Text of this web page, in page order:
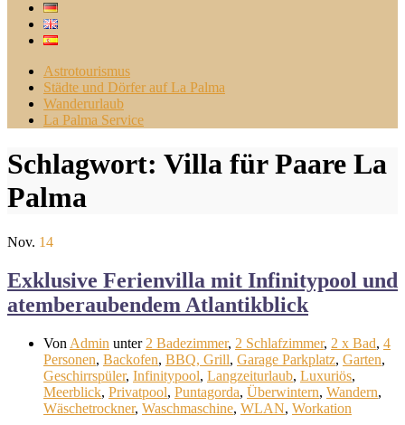
Astrotourismus
Städte und Dörfer auf La Palma
Wanderurlaub
La Palma Service
Schlagwort: Villa für Paare La
Palma
Nov. 14
Exklusive Ferienvilla mit Infinitypool und
atemberaubendem Atlantikblick
Von Admin unter 2 Badezimmer, 2 Schlafzimmer, 2 x Bad, 4
Personen, Backofen, BBQ, Grill, Garage Parkplatz, Garten,
Geschirrspüler, Infinitypool, Langzeiturlaub, Luxuriös,
Meerblick, Privatpool, Puntagorda, Überwintern, Wandern,
Wäschetrockner, Waschmaschine, WLAN, Workation